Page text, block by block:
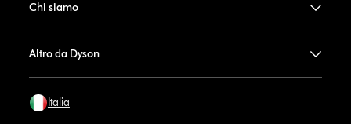
Chi siamo
Altro da Dyson
Italia